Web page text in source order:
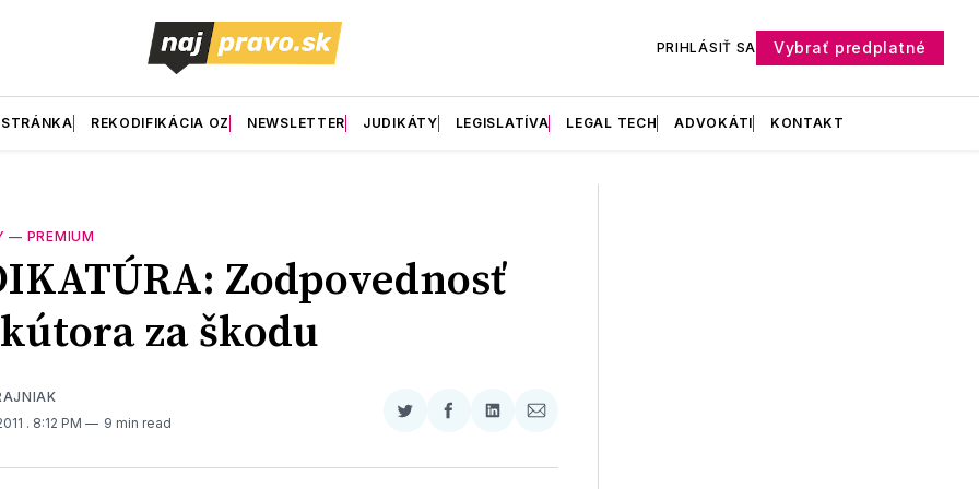
PRIHLÁSIŤ SA Vybrať predplatné
REKODIFIKÁCIA OZ NEWSLETTER JUDIKÁTY LEGISLATÍVA LEGAL TECH ADVOKÁTI KONTAKT
— PREMIUM
Zodpovednosť
za škodu
. 8:12 PM 9 min read
Zdieľať
Twitter
Zdieľať
Facebooku
Zdieľať
LinkedIne
Zdieľať
E-